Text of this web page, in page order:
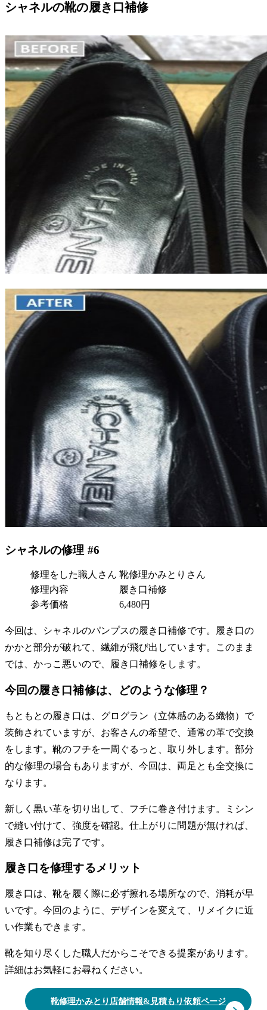
シャネルの靴の履き口補修
シャネルの修理 #6
修理をした職人さん 靴修理かみとりさん
修理内容
履き口補修
参考価格
6,480円
今回は、シャネルのパンプスの履き口補修です。履き口の
かかと部分が破れて、繊維が飛び出しています。このまま
では、かっこ悪いので、履き口補修をします。
今回の履き口補修は、どのような修理？
もともとの履き口は、グログラン（立体感のある織物）で
装飾されていますが、お客さんの希望で、通常の革で交換
をします。靴のフチを一周ぐるっと、取り外します。部分
的な修理の場合もありますが、今回は、両足とも全交換に
なります。
新しく黒い革を切り出して、フチに巻き付けます。ミシン
で縫い付けて、強度を確認。仕上がりに問題が無ければ、
履き口補修は完了です。
履き口を修理するメリット
履き口は、靴を履く際に必ず擦れる場所なので、消耗が早
いです。今回のように、デザインを変えて、リメイクに近
い作業もできます。
靴を知り尽くした職人だからこそできる提案があります。
詳細はお気軽にお尋ねください。
靴修理かみとり店舗情報&見積もり依頼ページ